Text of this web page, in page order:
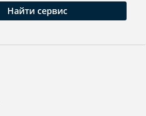
Найти сервис